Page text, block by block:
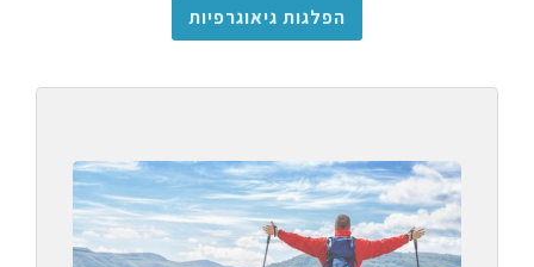
הפלגות גיאוגרפיות